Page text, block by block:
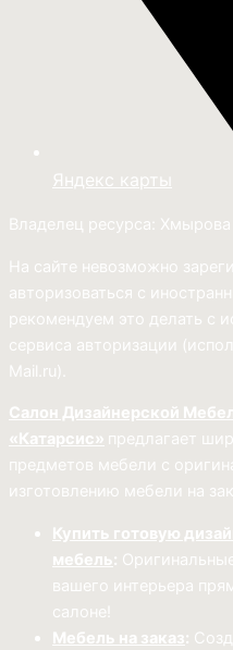
Яндекс карты
Владелец ресурса:
На сайте невозможно
авторизоваться с
рекомендуем это делать с
сервиса авторизации
Mail.ru).
Салон Дизайнерской
«Катарсис» предлагает
предметов мебели с
изготовлению мебели на
Купить готовую
мебель:
вашего интерьера
салоне!
Мебель на заказ: